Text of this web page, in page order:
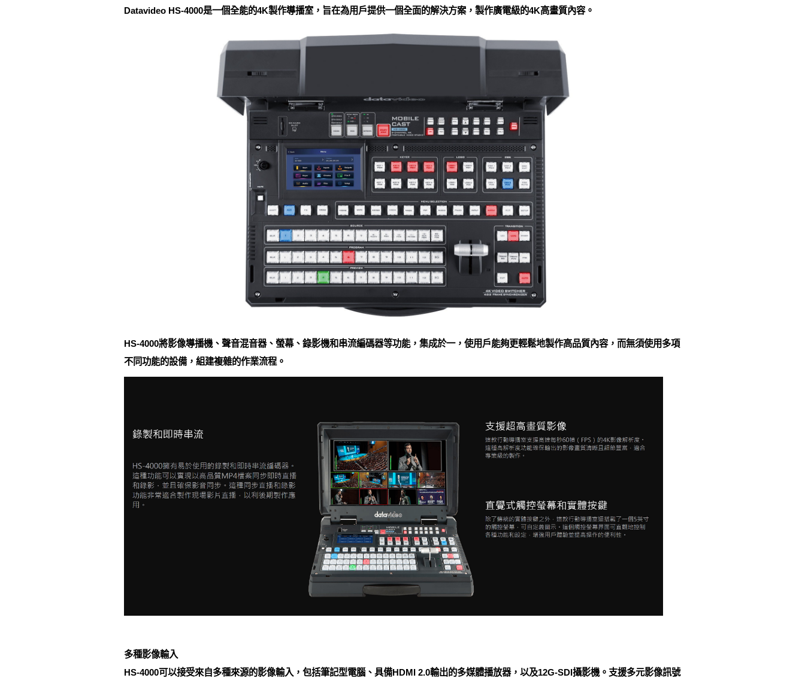
Datavideo HS-4000是一個全能的4K製作導播室，旨在為用戶提供一個全面的解決方案，製作廣電級的4K高畫質內容。
HS-4000將影像導播機、聲音混音器、螢幕、錄影機和串流編碼器等功能，集成於一，使用戶能夠更輕鬆地製作高品質內容，而無須使用多項
不同功能的設備，組建複雜的作業流程。
多種影像輸入
HS-4000可以接受來自多種來源的影像輸入，包括筆記型電腦、具備HDMI 2.0輸出的多媒體播放器，以及12G-SDI攝影機。支援多元影像訊號